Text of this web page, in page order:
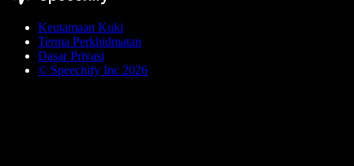
Keutamaan Kuki
Terma Perkhidmatan
Dasar Privasi
© Speechify Inc 2026